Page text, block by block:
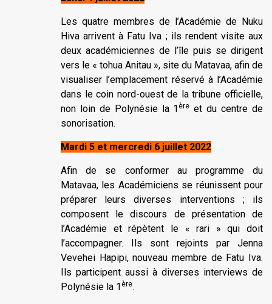
Les quatre membres de l’Académie de Nuku
Hiva arrivent à Fatu Iva ; ils rendent visite aux
deux académiciennes de l’île puis se dirigent
vers le « tohua Anitau », site du Matavaa, afin de
visualiser l’emplacement réservé à l’Académie
dans le coin nord-ouest de la tribune officielle,
non loin de Polynésie la 1ère et du centre de
sonorisation.
Mardi 5 et mercredi 6 juillet 2022
Afin de se conformer au programme du
Matavaa, les Académiciens se réunissent pour
préparer leurs diverses interventions ; ils
composent le discours de présentation de
l’Académie et répètent le « rari » qui doit
l’accompagner. Ils sont rejoints par Jenna
Vevehei Hapipi, nouveau membre de Fatu Iva.
Ils participent aussi à diverses interviews de
Polynésie la 1ère.